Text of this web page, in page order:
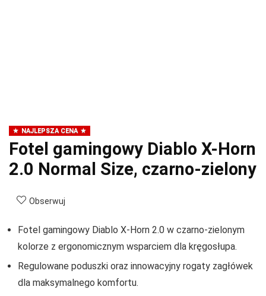
NAJLEPSZA CENA
Fotel gamingowy Diablo X-Horn
2.0 Normal Size, czarno-zielony
Obserwuj
Fotel gamingowy Diablo X-Horn 2.0 w czarno-zielonym
kolorze z ergonomicznym wsparciem dla kręgosłupa.
Regulowane poduszki oraz innowacyjny rogaty zagłówek
dla maksymalnego komfortu.